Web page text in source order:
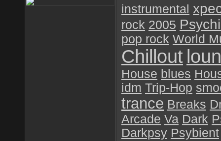
instrumental
rock 2005
pop rock World
Chillout
House blues
idm Trip-Hop
trance Breaks
Arcade Va Dark
Darkpsy Psybient